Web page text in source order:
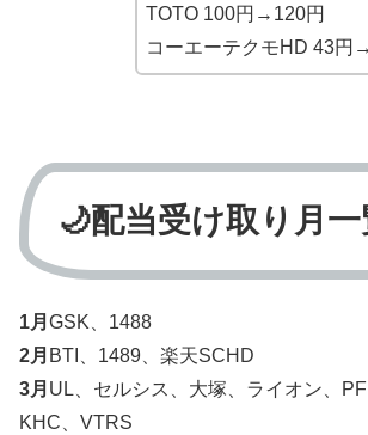
TOTO 100円→120円
コーエーテクモHD 43円
🌙配当受け取り月一
1月 GSK、1488
2月 BTI、1489、楽天SCHD
3月 UL、セルシス、大塚、ライオン、
KHC、VTRS